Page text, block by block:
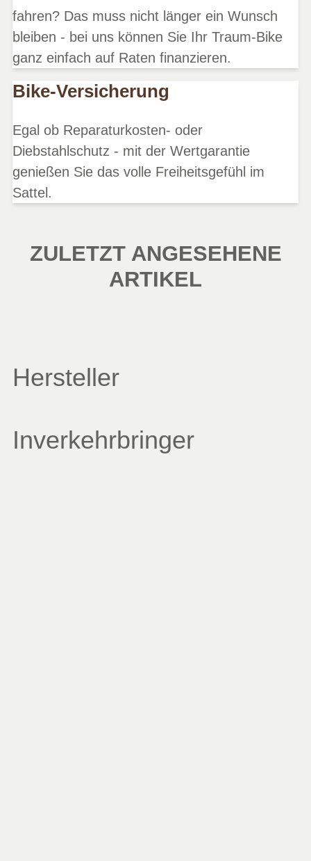
fahren? Das muss nicht länger ein Wunsch
bleiben - bei uns können Sie Ihr Traum-Bike
ganz einfach auf Raten finanzieren.
Bike-Versicherung
Egal ob Reparaturkosten- oder
Diebstahlschutz - mit der Wertgarantie
genießen Sie das volle Freiheitsgefühl im
Sattel.
ZULETZT ANGESEHENE
ARTIKEL
Hersteller
Inverkehrbringer